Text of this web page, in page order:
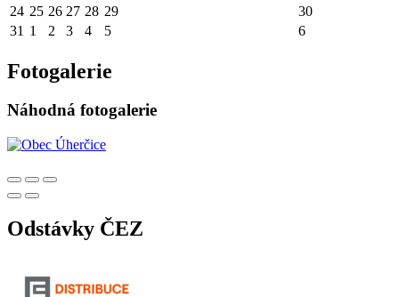
24 25 26 27 28 29
30
31 1 2 3 4 5 6
Fotogalerie
Náhodná fotogalerie
Odstávky ČEZ